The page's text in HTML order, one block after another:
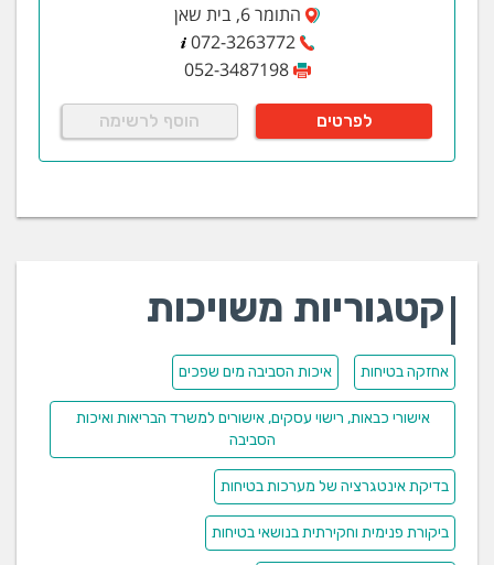
התומר 6, בית שאן
072-3263772
052-3487198
לפרטים הוסף לרשימה
קטגוריות משויכות
אחזקה בטיחות איכות הסביבה מים שפכים
אישורי כבאות, רישוי עסקים, אישורים למשרד הבריאות ואיכות
הסביבה
בדיקת אינטגרציה של מערכות בטיחות
ביקורת פנימית וחקירתית בנושאי בטיחות